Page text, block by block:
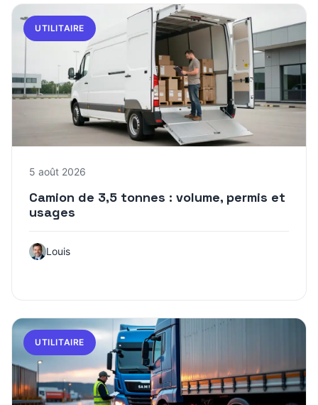
UTILITAIRE
5 août 2026
Camion de 3,5 tonnes : volume, permis et
usages
Louis
UTILITAIRE